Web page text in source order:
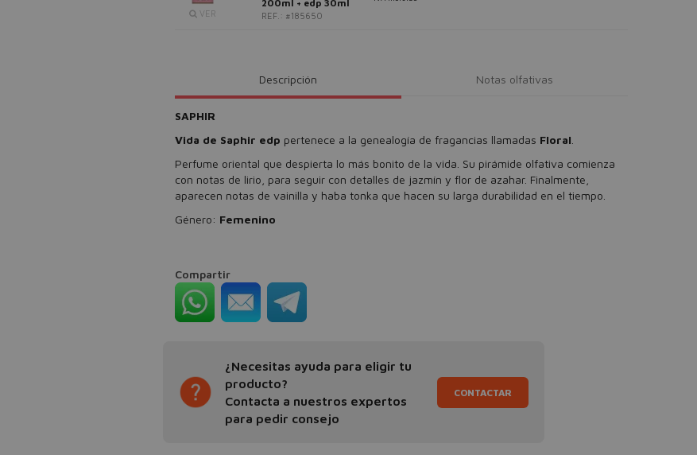
VER
200ml + edp 30ml
REF.: #185650
Descripción Notas olfativas
SAPHIR
Vida de Saphir edp pertenece a la genealogía de fragancias llamadas Floral
Perfume oriental que despierta lo más bonito de la vida. Su pirámide olfativa comienza
con notas de lirio, para seguir con detalles de jazmín y flor de azahar. Finalmente,
aparecen notas de vainilla y haba tonka que hacen su larga durabilidad en el tiempo.
Género: Femenino
Compartir
¿Necesitas ayuda para eligir tu
producto?
Contacta a nuestros expertos
para pedir consejo
CONTACTAR